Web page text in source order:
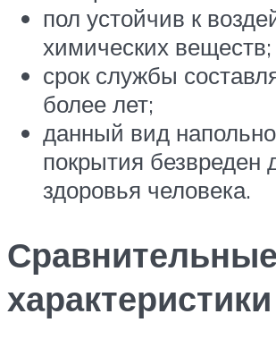
пол устойчив к
химических веществ;
срок службы
более лет;
данный вид
покрытия безвреден
здоровья человека.
Сравнительные
характеристики